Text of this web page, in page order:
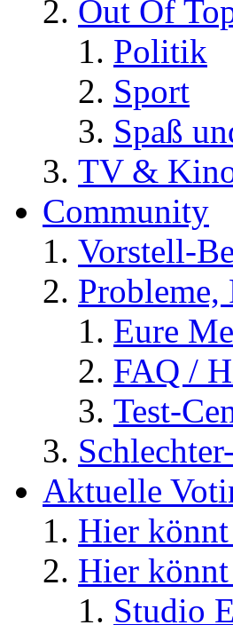
Out Of
Politik
Sport
Spaß
TV &
Community
Vorstell-
Eure
FAQ /
Test-
Aktuelle
Hier
Hier
Studio